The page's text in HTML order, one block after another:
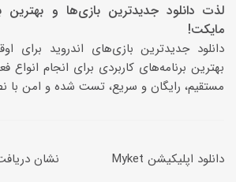
لذت دانلود جدیدترین بازی‌ها و بهترین
مایکت!
دانلود جدیدترین بازی‌های اندروید برای
بهترین برنامه‌های کاربردی برای انجام انواع
مستقیم، رایگان و سریع، تست شده و امن با
دانلود اپلیکیشن Myket
نشان